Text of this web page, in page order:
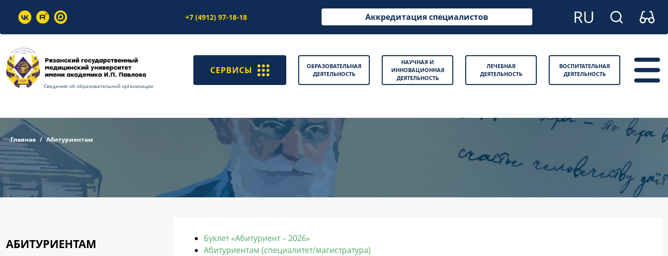
+7 (4912) 97-18-18 Аккредитация специалистов
Сведения об образовательной организации
СЕРВИСЫ
ОБРАЗОВАТЕЛЬНАЯ
ДЕЯТЕЛЬНОСТЬ
НАУЧНАЯ И
ИННОВАЦИОННАЯ
ДЕЯТЕЛЬНОСТЬ
ЛЕЧЕБНАЯ
ДЕЯТЕЛЬНОСТЬ
ВОСПИТАТЕЛЬНАЯ
ДЕЯТЕЛЬНОСТЬ
Главная Абитуриентам
АБИТУРИЕНТАМ
Буклет «Абитуриент – 2026»
Абитуриентам (специалитет/магистратура)